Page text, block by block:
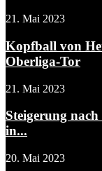
21. Mai 2023
Kopfball von
Oberliga-Tor
21. Mai 2023
Steigerung
in...
20. Mai 2023